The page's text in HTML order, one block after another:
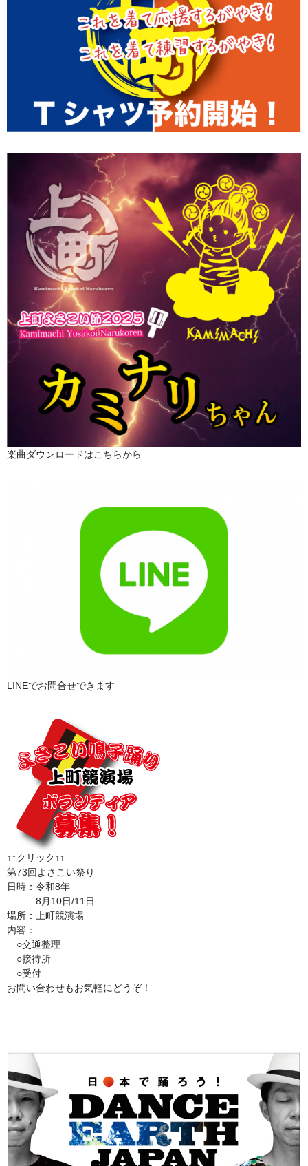
楽曲ダウンロードはこちらから
LINEでお問合せできます
↑↑クリック↑↑
第73回よさこい祭り
日時：令和8年
8月10日/11日
場所：上町競演場
内容：
○交通整理
○接待所
○受付
お問い合わせもお気軽にどうぞ！